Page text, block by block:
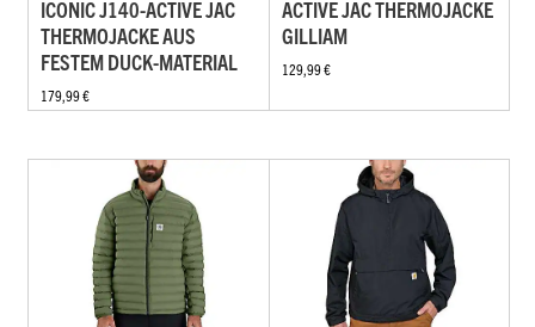
ICONIC J140-ACTIVE JAC
THERMOJACKE AUS
FESTEM DUCK-MATERIAL
179,99 €
ACTIVE JAC THERMOJACKE
GILLIAM
129,99 €